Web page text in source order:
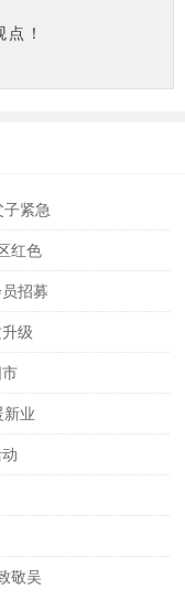
！
紧急
红色
招募
级
新业
敬吴